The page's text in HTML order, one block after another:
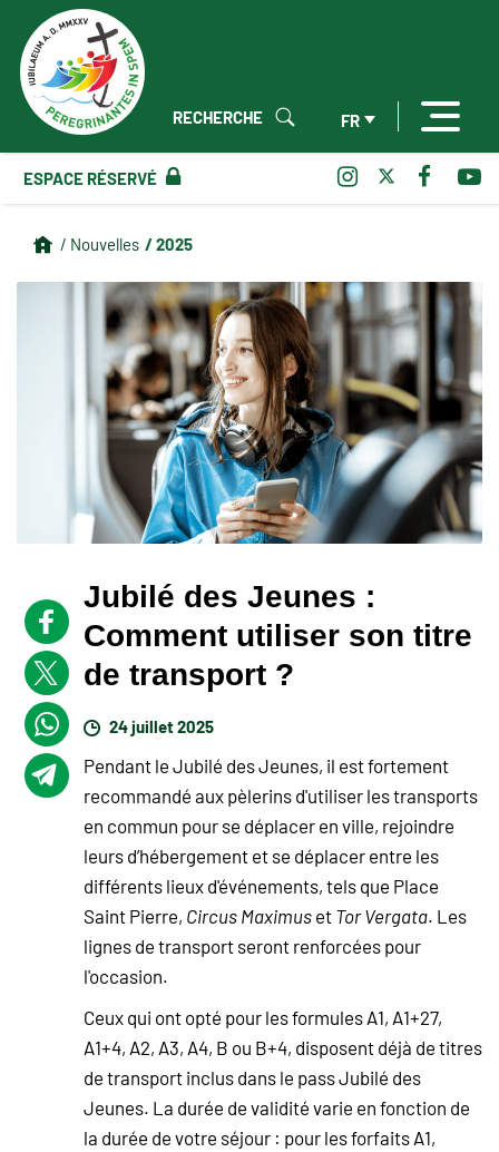
FR
RECHERCHE
ESPACE RÉSERVÉ
/ Nouvelles / 2025
Jubilé des Jeunes :
Comment utiliser son titre
de transport ?
24 juillet 2025
Pendant le Jubilé des Jeunes, il est fortement
recommandé aux pèlerins d'utiliser les transports
en commun pour se déplacer en ville, rejoindre
leurs d’hébergement et se déplacer entre les
différents lieux d'événements, tels que Place
Saint Pierre, Circus MaximusetTor Vergata. Les
lignes de transport seront renforcées pour
l'occasion.
Ceux qui ont opté pour les formules A1, A1+27,
A1+4, A2, A3, A4, B ou B+4, disposent déjà de titres
de transport inclus dans le pass Jubilé des
Jeunes. La durée de validité varie en fonction de
la durée de votre séjour : pour les forfaits A1,